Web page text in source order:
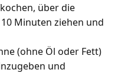
über die
Minuten ziehen und
(ohne Öl oder Fett)
und